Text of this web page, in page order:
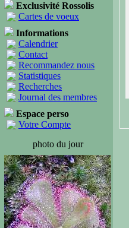
Exclusivité Rossolis
Cartes de voeux
Informations
Calendrier
Contact
Recommandez nous
Statistiques
Recherches
Journal des membres
Espace perso
Votre Compte
photo du jour